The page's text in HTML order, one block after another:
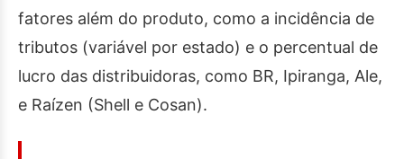
fatores além do produto, como a incidência de
tributos (variável por estado) e o percentual de
lucro das distribuidoras, como BR, Ipiranga, Ale,
e Raízen (Shell e Cosan).